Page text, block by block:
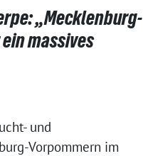
„Mecklenburg-
massives
und
Vorpommern im